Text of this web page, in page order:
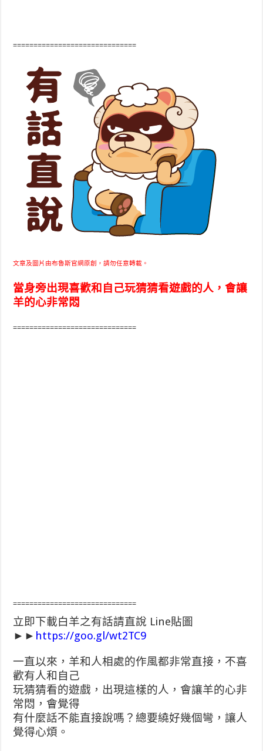
==============================
文章及圖片由布魯斯官網原創，請勿任意轉載。
當身旁出現喜歡和自己玩猜猜看遊戲的人，會讓
羊的心非常悶
==============================
==============================
立即下載白羊之有話請直說 Line貼圖
►► https://goo.gl/wt2TC9
一直以來，羊和人相處的作風都非常直接，不喜
歡有人和自己
玩猜猜看的遊戲，出現這樣的人，會讓羊的心非
常悶，會覺得
有什麼話不能直接說嗎？總要繞好幾個彎，讓人
覺得心煩。